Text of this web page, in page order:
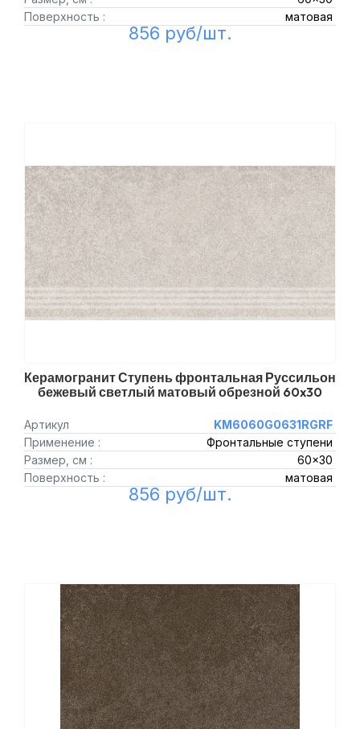
Поверхность :
матовая
856 руб/шт.
Керамогранит Ступень фронтальная Руссильон
бежевый светлый матовый обрезной 60x30
Артикул
KM6060G0631RGRF
Применение :
Фронтальные ступени
Размер, см :
60x30
Поверхность :
матовая
856 руб/шт.